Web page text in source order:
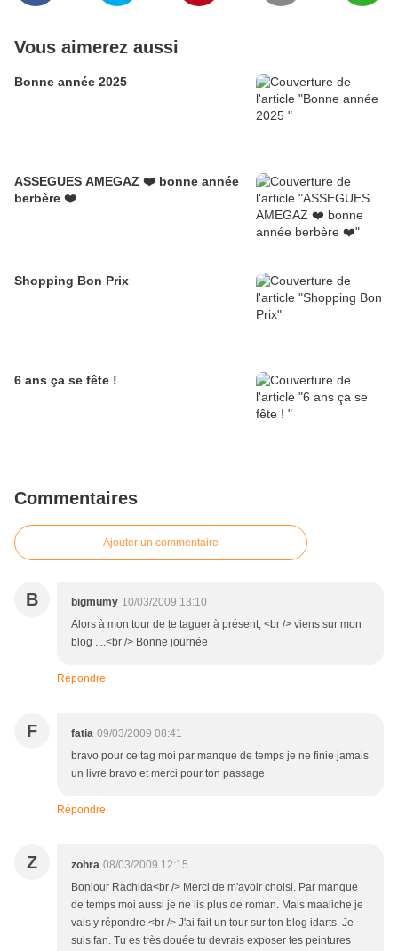
Vous aimerez aussi
Bonne année 2025
ASSEGUES AMEGAZ ❤️ bonne année
berbère ❤️
Shopping Bon Prix
6 ans ça se fête !
Commentaires
Ajouter un commentaire
B bigmumy 10/03/2009 13:10
Alors à mon tour de te taguer à présent, <br /> viens sur mon
blog ....<br /> Bonne journée
Répondre
F fatia 09/03/2009 08:41
bravo pour ce tag moi par manque de temps je ne finie jamais
un livre bravo et merci pour ton passage
Répondre
Z zohra 08/03/2009 12:15
Bonjour Rachida<br /> Merci de m'avoir choisi. Par manque
de temps moi aussi je ne lis plus de roman. Mais maaliche je
vais y répondre.<br /> J'ai fait un tour sur ton blog idarts. Je
suis fan. Tu es très douée tu devrais exposer tes peintures